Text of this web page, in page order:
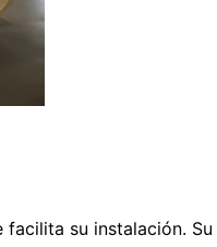
su instalación.